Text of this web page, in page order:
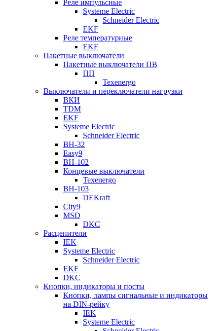
Реле импульсные
Systeme Electric
Schneider Electric
EKF
Реле температурные
EKF
Пакетные выключатели
Пакетные выключатели ПВ
ПП
Texenergo
Выключатели и переключатели нагрузки
ВКИ
TDM
EKF
Systeme Electric
Schneider Electric
ВН-32
Easy9
ВН-102
Концевые выключатели
Texenergo
ВН-103
DEKraft
City9
MSD
DKC
Расцепители
IEK
Systeme Electric
Schneider Electric
EKF
DKC
Кнопки, индикаторы и посты
Кнопки, лампы сигнальные и индикаторы
на DIN-рейку
IEK
Systeme Electric